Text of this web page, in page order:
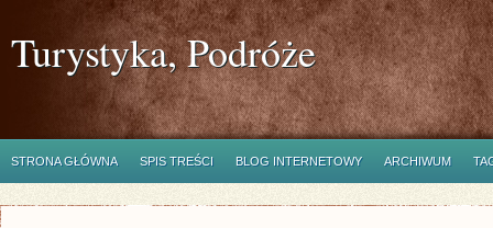
Turystyka, Podróże
STRONA GŁÓWNA SPIS TREŚCI BLOG INTERNETOWY ARCHIWUM